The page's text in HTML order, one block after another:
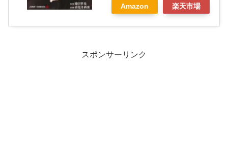
Amazon 楽天市場
スポンサーリンク